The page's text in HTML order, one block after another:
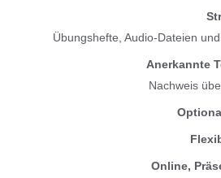
Übungshefte, Audio-Dateien
Anerkannte
Nachweis
Online,